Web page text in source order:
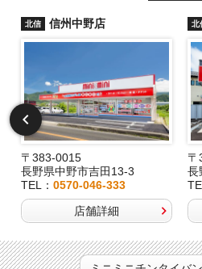
北信 信州中野店
〒383-0015
長野県中野市吉田13-3
TEL： 0570-046-333
店舗詳細
北
〒
長